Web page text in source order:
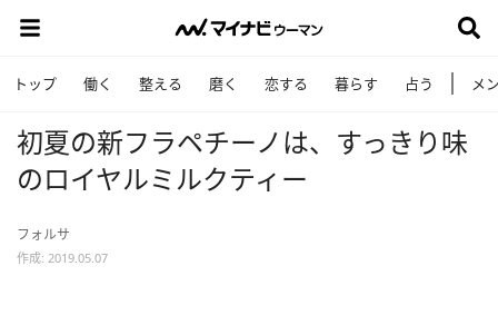
トップ 働く 整える 磨く 恋する 暮らす 占う メ
初夏の新フラペチーノは、すっきり味
のロイヤルミルクティー
フォルサ
作成: 2019.05.07